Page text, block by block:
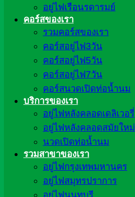
อยู่ไฟเรือนรดารมย์
คอร์สของเรา
รวมคอร์สของเรา
คอร์สอยู่ไฟ3วัน
คอร์สอยู่ไฟ5วัน
คอร์สอยู่ไฟ7วัน
คอร์สนวดเปิดท่อน้ำนม
บริการของเรา
อยู่ไฟหลังคลอดเดลิเวอรี่
อยู่ไฟหลังคลอดสมัยใหม่
นวดเปิดท่อน้ำนม
รวมสาขาของเรา
อยู่ไฟกรุงเทพมหานคร
อยู่ไฟสมุทรปราการ
อยู่ไฟนนทบุรี